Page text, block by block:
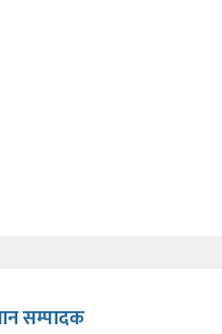
सम्पादक